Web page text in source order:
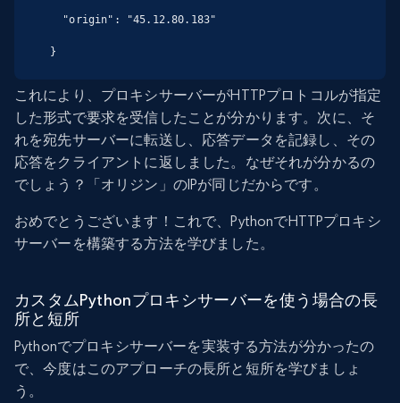
}
これにより、プロキシサーバーがHTTPプロトコルが指定
した形式で要求を受信したことが分かります。次に、そ
れを宛先サーバーに転送し、応答データを記録し、その
応答をクライアントに返しました。なぜそれが分かるの
でしょう？「オリジン」のIPが同じだからです。
おめでとうございます！これで、PythonでHTTPプロキシ
サーバーを構築する方法を学びました。
カスタムPythonプロキシサーバーを使う場合の長
所と短所
Pythonでプロキシサーバーを実装する方法が分かったの
で、今度はこのアプローチの長所と短所を学びましょ
う。